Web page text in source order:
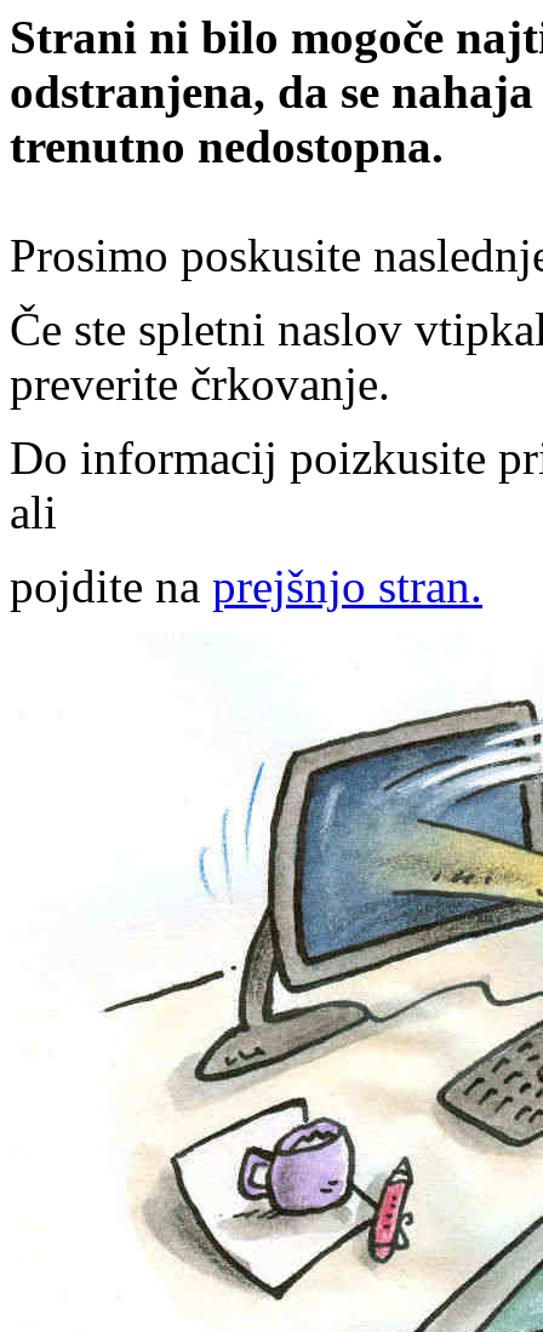
Strani ni bilo mogoče
odstranjena, da se
trenutno nedostopna.
Prosimo poskusite
Če ste spletni naslov
preverite črkovanje.
Do informacij poizkusite
ali
pojdite na prejšnjo stran.